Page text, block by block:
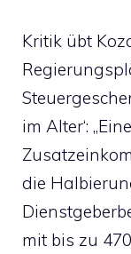
Kritik übt
im Alter‘:
die
mit bis zu